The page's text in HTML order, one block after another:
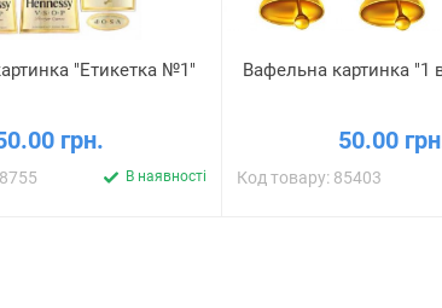
"Етикетка №1"
грн.
В наявності
Вафельна картинка "1
50.00
Код товару: 85403